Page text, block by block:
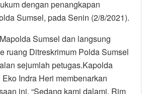
dengan penangkapan
Sumsel, pada Senin (2/8/2021).
Sumsel dan langsung
ruang Ditreskrimum Polda Sumsel
sejumlah petugas.Kapolda
Indra Heri membenarkan
ini. “Sedang kami dalami. Rim